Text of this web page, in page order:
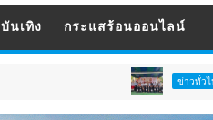
บันเทิง กระแสร้อนออนไลน์
ข่าวทั่วไป บ้านห